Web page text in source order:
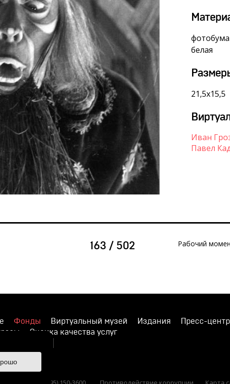
белая
21,5х15,5
Иван
Павел
163 / 502
Рабочий
Фонды Виртуальный музей Издания Пресс-центр
Оценка качества услуг